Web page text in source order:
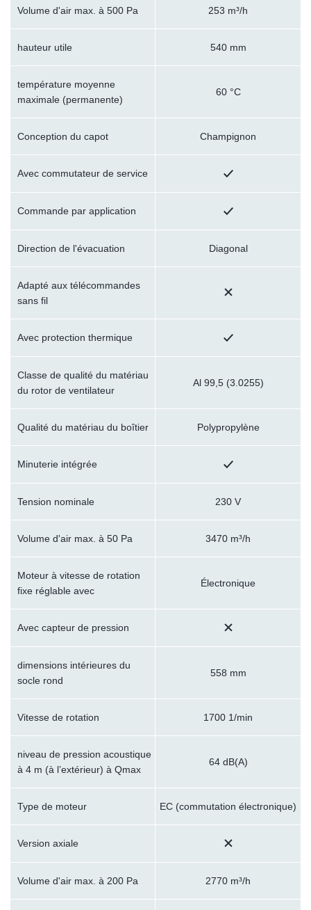
Volume d'air max. à 500 Pa 253 m³/h
hauteur utile 540 mm
température moyenne
maximale (permanente)
60 °C
Conception du capot Champignon
Avec commutateur de service
Commande par application
Direction de l'évacuation Diagonal
Adapté aux télécommandes
sans fil
Avec protection thermique
Classe de qualité du matériau
du rotor de ventilateur
Al 99,5 (3.0255)
Qualité du matériau du boîtier Polypropylène
Minuterie intégrée
Tension nominale 230 V
Volume d'air max. à 50 Pa 3470 m³/h
Moteur à vitesse de rotation
fixe réglable avec
Électronique
Avec capteur de pression
dimensions intérieures du
socle rond
558 mm
Vitesse de rotation 1700 1/min
niveau de pression acoustique
à 4 m (à l’extérieur) à Qmax
64 dB(A)
Type de moteur EC (commutation électronique)
Version axiale
Volume d'air max. à 200 Pa 2770 m³/h